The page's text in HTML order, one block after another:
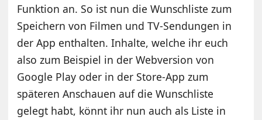
Funktion an. So ist nun die Wunschliste zum
Speichern von Filmen und TV-Sendungen in
der App enthalten. Inhalte, welche ihr euch
also zum Beispiel in der Webversion von
Google Play oder in der Store-App zum
späteren Anschauen auf die Wunschliste
gelegt habt, könnt ihr nun auch als Liste in